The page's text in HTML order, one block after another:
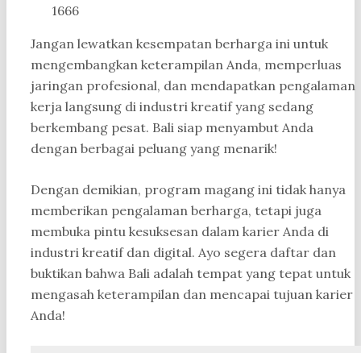
1666
Jangan lewatkan kesempatan berharga ini untuk
mengembangkan keterampilan Anda, memperluas
jaringan profesional, dan mendapatkan pengalaman
kerja langsung di industri kreatif yang sedang
berkembang pesat. Bali siap menyambut Anda
dengan berbagai peluang yang menarik!
Dengan demikian, program magang ini tidak hanya
memberikan pengalaman berharga, tetapi juga
membuka pintu kesuksesan dalam karier Anda di
industri kreatif dan digital. Ayo segera daftar dan
buktikan bahwa Bali adalah tempat yang tepat untuk
mengasah keterampilan dan mencapai tujuan karier
Anda!